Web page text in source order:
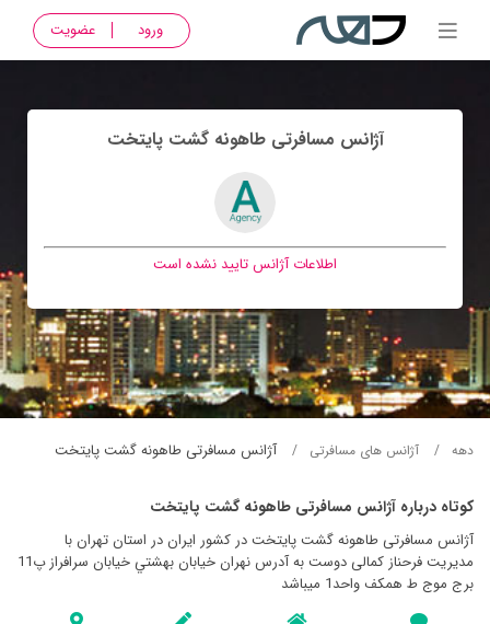
ورود عضویت
آژانس مسافرتی طاهونه گشت پايتخت
اطلاعات آژانس تایید نشده است
دهه آژانس های مسافرتی آژانس مسافرتی طاهونه گشت پايتخت
کوتاه درباره آژانس مسافرتی طاهونه گشت پايتخت
آژانس مسافرتی طاهونه گشت پايتخت در کشور ایران در استان تهران با
مدیریت فرحناز کمالی دوست به آدرس نهران خیابان بهشتي خيابان سرافراز پ11
برج موج ط همكف واحد1 میباشد